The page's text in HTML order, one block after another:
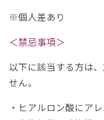
※個人差あり
＜禁忌事項＞
以下に該当する方は
せん。
・ヒアルロン酸にア